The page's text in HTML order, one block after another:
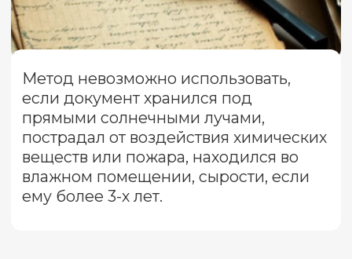
Подробнее
Проект Института судебных экспертиз
и криминалистикиceur.ru
Графические материалы использованы
с сайта Freepik.com и соответствуют
условиям лицензииFreepik
Политика конфиденциальности